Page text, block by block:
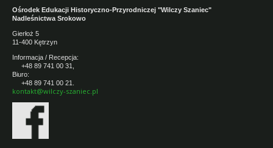
Ośrodek Edukacji Historyczno-Przyrodniczej "Wilczy Szaniec"
Nadleśnictwa Srokowo
Gierłoż 5
11-400 Kętrzyn
Informacja / Recepcja:
+48 89 741 00 31,
Biuro:
+48 89 741 00 21.
kontakt@wilczy-szaniec.pl